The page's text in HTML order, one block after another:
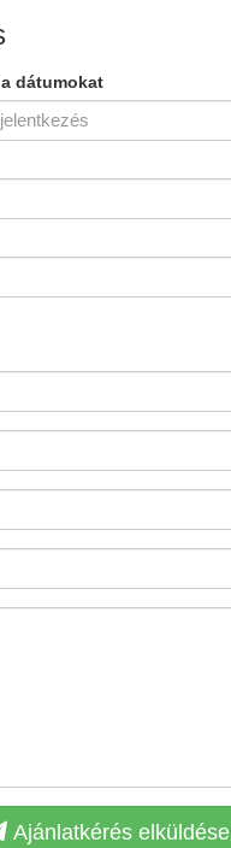
dátumokat
Ajánlatkérés elküldése